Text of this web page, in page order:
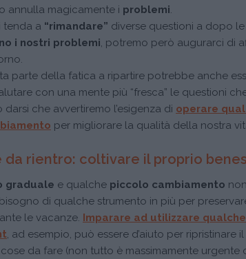
annulla magicamente i problemi.
tenda a “rimandare” diverse questioni a dopo le
i nostri problemi, potremo però augurarci di
parte della fatica a ripartire potrebbe anche
con una mente più “fresca” le questioni
darsi che avvertiremo l’esigenza di operare
per migliorare la qualità della nostra
da rientro: coltivare il proprio
graduale e qualche piccolo cambiamento
di qualche strumento in più per
le vacanze. Imparare ad utilizzare
, ad esempio, può essere d’aiuto per ripristinare
da fare (non tutto è massimamente urgente